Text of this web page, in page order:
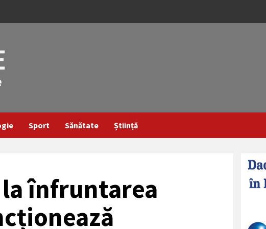
Sport Sănătate Știință
la înfruntarea